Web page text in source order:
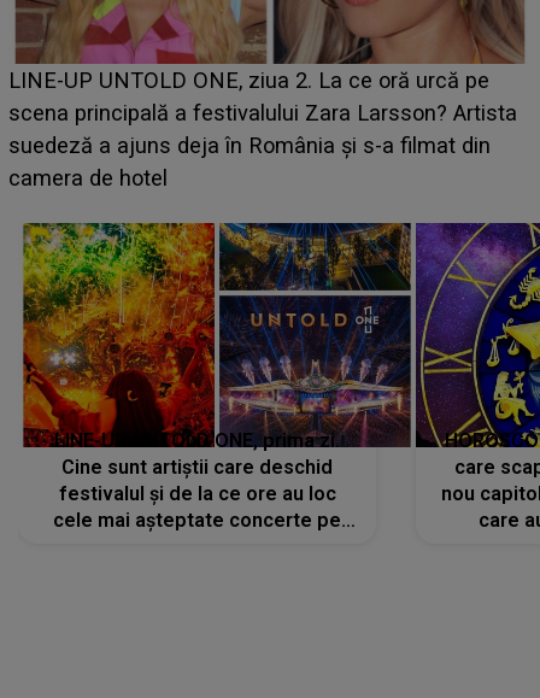
Ce a dezvăluit noua concurentă din "Casa Iubirii" l-a
luat prin surprindere pe Emanuel. CINE ESTE
BĂIATUL VIZAT de Alexandra?! Aflându-se în fața
faptului împlinit, A RECUNOSCUT IMEDIAT: "Am
LINE-UP UNTOLD ONE, prima zi.
Cine sunt artiștii care deschid
festivalul și de la ce ore au loc
cele mai așteptate concerte pe
care
nou
care